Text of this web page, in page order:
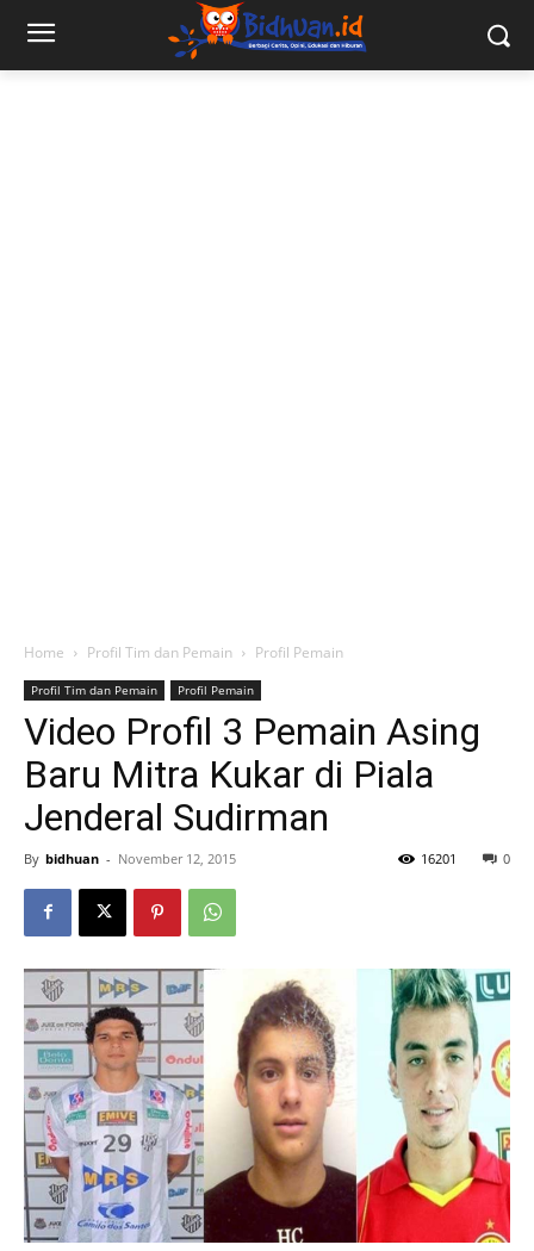
Home Profil Tim dan Pemain Profil Pemain
Profil Tim dan Pemain Profil Pemain
Video Profil 3 Pemain Asing
Baru Mitra Kukar di Piala
Jenderal Sudirman
By bidhuan - November 12, 2015 0
16201